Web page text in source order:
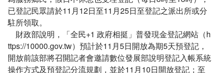
已登記民眾請於11月12日至11月25日至登記之派出所或分
駐所領取。
財政部說明，「全民+1 政府相挺」普發現金登記網站（h
ttps://10000.gov.tw）預計於11月5日開放為期5天預登記，
開放前該部將召開記者會邀請數位發展部說明登記入帳系統
操作方式及預登記分流規劃，並於11月10日開放登記；至